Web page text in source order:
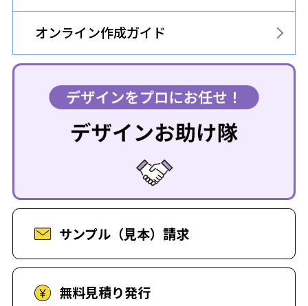
オンライン作成ガイド
サンプル（見本）請求
無料見積り発行